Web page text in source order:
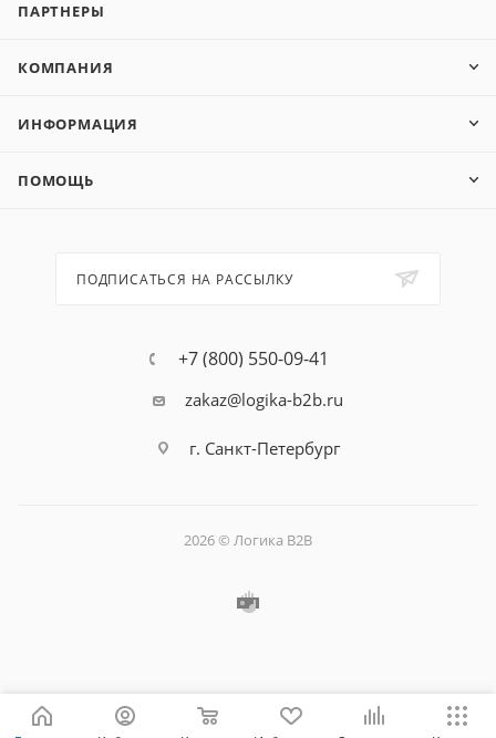
ПАРТНЕРЫ
КОМПАНИЯ
ИНФОРМАЦИЯ
ПОМОЩЬ
ПОДПИСАТЬСЯ НА РАССЫЛКУ
+7 (800) 550-09-41
zakaz@logika-b2b.ru
г. Санкт-Петербург
2026 © Логика B2B